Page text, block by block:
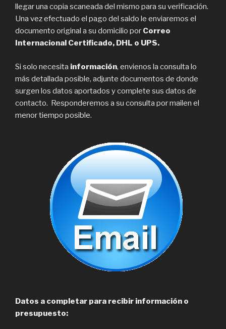
llegar una copia scaneada del mismo para su verificación.
Una vez efectuado el pago del saldo le enviaremos el
documento original a su domicilio por Correo
Internacional Certificado, DHL o UPS.
Si solo necesita información, envienos la consulta lo
más detallada posible, adjunte documentos de donde
surgen los datos aportados y complete sus datos de
contacto. Responderemos a su consulta por mailen el
menor tiempo posible.
Datos a completar para recibir información o
presupuesto: